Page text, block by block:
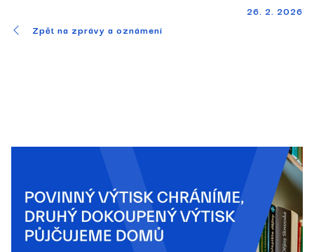
26. 2. 2026
Zpět na zprávy a oznámení